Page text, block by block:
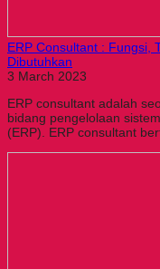
ERP Consultant : Fungsi,
Dibutuhkan
3 March 2023
ERP consultant adalah
bidang pengelolaan
(ERP). ERP consultant